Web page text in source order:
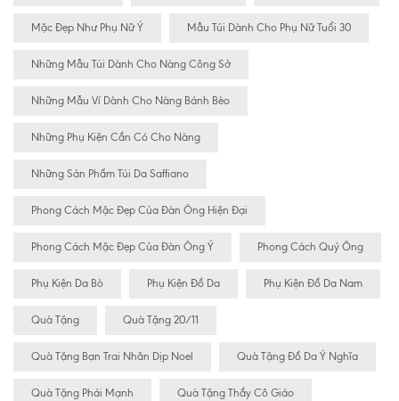
Mặc Đẹp Như Phụ Nữ Ý Mẫu Túi Dành Cho Phụ Nữ Tuổi 30
Những Mẫu Túi Dành Cho Nàng Công Sở
Những Mẫu Ví Dành Cho Nàng Bánh Bèo
Những Phụ Kiện Cần Có Cho Nàng
Những Sản Phẩm Túi Da Saffiano
Phong Cách Mặc Đẹp Của Đàn Ông Hiện Đại
Phong Cách Mặc Đẹp Của Đàn Ông Ý Phong Cách Quý Ông
Phụ Kiện Da Bò Phụ Kiện Đồ Da Phụ Kiện Đồ Da Nam
Quà Tặng Quà Tặng 20/11
Quà Tặng Bạn Trai Nhân Dịp Noel Quà Tặng Đồ Da Ý Nghĩa
Quà Tặng Phái Mạnh Quà Tặng Thầy Cô Giáo